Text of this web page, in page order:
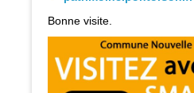
Bonne visite.